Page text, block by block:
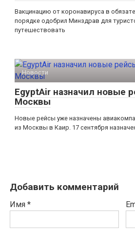
Вакцинацию от коронавируса в
порядке одобрил Минздрав для
путешествовать
Новости
EgyptAir назначил новые
Москвы
Новые рейсы уже назначены
из Москвы в Каир. 17 сентября
Добавить комментарий
Имя *